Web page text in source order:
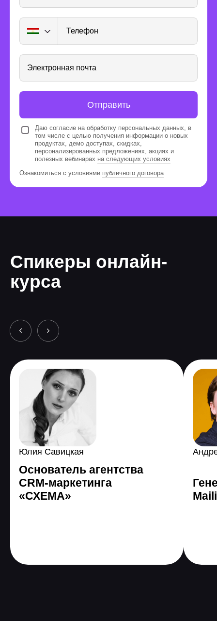
Телефон
Электронная почта
Отправить
Даю согласие на обработку персональных данных, в
том числе с целью получения информации о новых
продуктах, демо доступах, скидках,
персонализированных предложениях, акциях и
полезных вебинарах на следующих условиях
Ознакомиться с условиями публичного договора
Получите опыт
реальной работы
Автоматизируйте работу
и расширяйте свои возможности
с сервисами партнеров курса
· SUPA.RU — для создания креативов
· TargetHunter — для поиска целевой аудитории
· Tilda Publishing — конструктор сайтов
· LiveDune — для аналитики соцсетей
· Unisender — для email-рассылок
3 485 589
всему миру уже
поменяли жизнь с
помощью GeekBrains
Все еще сомневаетесь?